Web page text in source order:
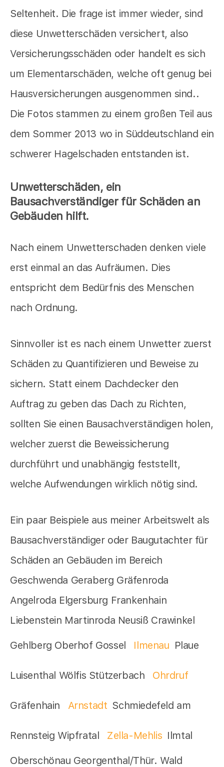
Seltenheit. Die frage ist immer wieder, sind
diese Unwetterschäden versichert, also
Versicherungsschäden oder handelt es sich
um Elementarschäden, welche oft genug bei
Hausversicherungen ausgenommen sind..
Die Fotos stammen zu einem großen Teil aus
dem Sommer 2013 wo in Süddeutschland ein
schwerer Hagelschaden entstanden ist.
Unwetterschäden, ein
Bausachverständiger für Schäden an
Gebäuden hilft.
Nach einem Unwetterschaden denken viele
erst einmal an das Aufräumen. Dies
entspricht dem Bedürfnis des Menschen
nach Ordnung.
Sinnvoller ist es nach einem Unwetter zuerst
Schäden zu Quantifizieren und Beweise zu
sichern. Statt einem Dachdecker den
Auftrag zu geben das Dach zu Richten,
sollten Sie einen Bausachverständigen holen,
welcher zuerst die Beweissicherung
durchführt und unabhängig feststellt,
welche Aufwendungen wirklich nötig sind.
Ein paar Beispiele aus meiner Arbeitswelt als
Bausachverständiger oder Baugutachter für
Schäden an Gebäuden im Bereich
Geschwenda Geraberg Gräfenroda
Angelroda Elgersburg Frankenhain
Liebenstein Martinroda Neusiß Crawinkel
Gehlberg Oberhof Gossel Ilmenau Plaue
Luisenthal Wölfis Stützerbach Ohrdruf
Gräfenhain Arnstadt Schmiedefeld am
Rennsteig Wipfratal Zella-Mehlis Ilmtal
Oberschönau Georgenthal/Thür. Wald